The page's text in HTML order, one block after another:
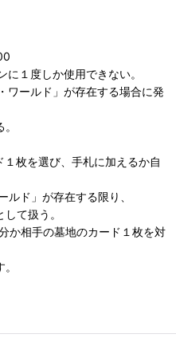
１度しか使用できない。
ワールド」が存在する場合に発
枚を選び、手札に加えるか自
ド」が存在する限り、
て扱う。
か相手の墓地のカード１枚を対